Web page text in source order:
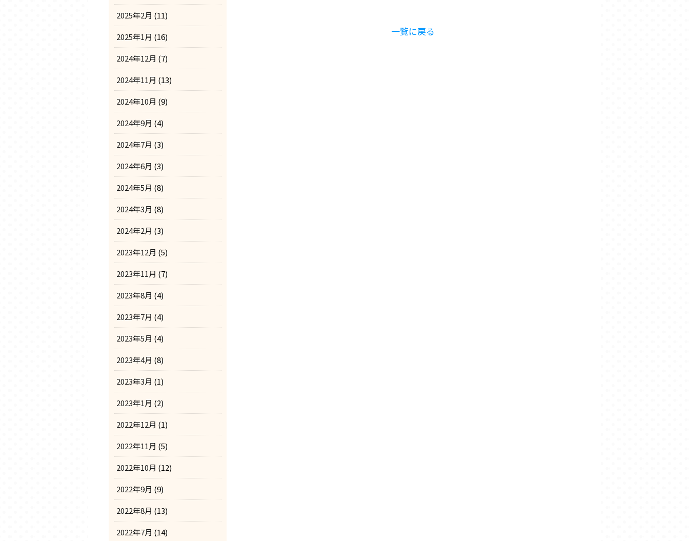
2025年2月 (11)
2025年1月 (16)
2024年12月 (7)
2024年11月 (13)
2024年10月 (9)
2024年9月 (4)
2024年7月 (3)
2024年6月 (3)
2024年5月 (8)
2024年3月 (8)
2024年2月 (3)
2023年12月 (5)
2023年11月 (7)
2023年8月 (4)
2023年7月 (4)
2023年5月 (4)
2023年4月 (8)
2023年3月 (1)
2023年1月 (2)
2022年12月 (1)
2022年11月 (5)
2022年10月 (12)
2022年9月 (9)
2022年8月 (13)
2022年7月 (14)
一覧に戻る